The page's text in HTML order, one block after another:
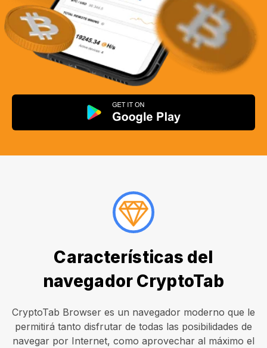
Características del
navegador CryptoTab
CryptoTab Browser es un navegador moderno que le
permitirá tanto disfrutar de todas las posibilidades de
navegar por Internet, como aprovechar al máximo el